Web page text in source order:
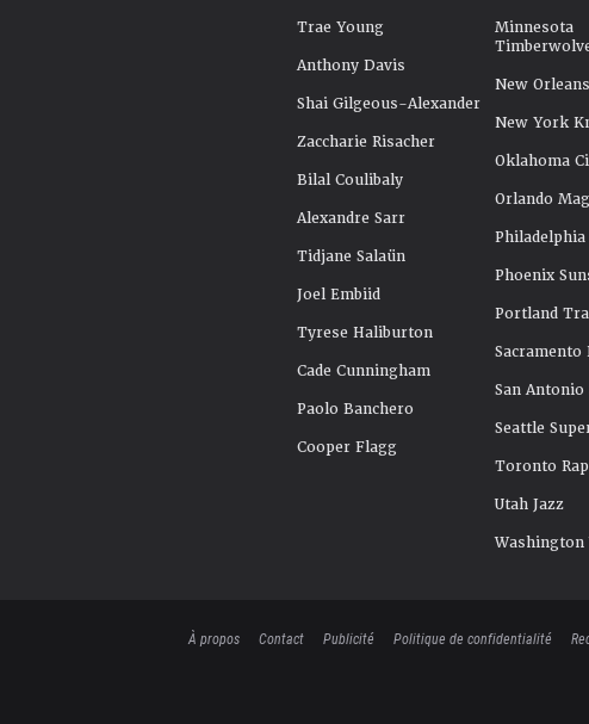
Trae Young
Anthony Davis
Shai Gilgeous-Alexander
Zaccharie Risacher
Bilal Coulibaly
Alexandre Sarr
Tidjane Salaün
Joel Embiid
Tyrese Haliburton
Cade Cunningham
Paolo Banchero
Cooper Flagg
Minnesota
New
New York
Oklahoma
Orlando
Philadelphia
Phoenix
Portland
Sacramento
San Antonio
Seattle
Toronto
Utah Jazz
Washington
À propos Contact Publicité Politique de confidentialité